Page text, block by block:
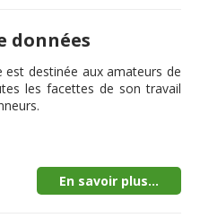
données
est destinée aux amateurs de
les facettes de son travail
En savoir plus...